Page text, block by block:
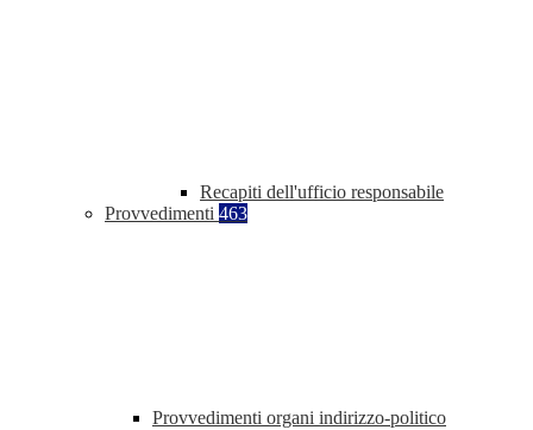
Recapiti dell'ufficio responsabile
Provvedimenti 463
Provvedimenti organi indirizzo-politico